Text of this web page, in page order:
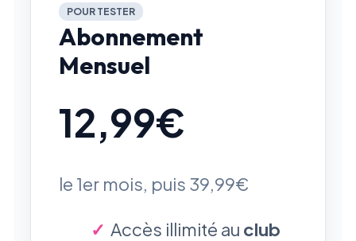
POUR TESTER
Abonnement
Mensuel
12,99€
le 1er mois, puis 39,99€
Accès illimité au club